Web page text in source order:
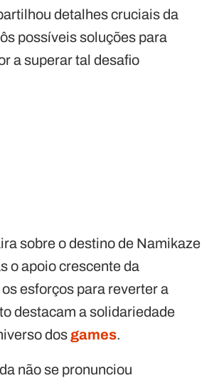
detalhes cruciais da
possíveis soluções para
a superar tal desafio
sobre o destino de Namikaze
o apoio crescente da
esforços para reverter a
destacam a solidariedade
dos games.
não se pronunciou